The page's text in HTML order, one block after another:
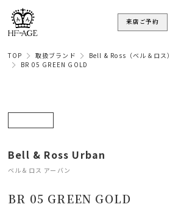
来店ご予約
TOP 取扱ブランド Bell & Ross（ベル＆ロス）
BR 05 GREEN GOLD
Bell & Ross Urban
ベル＆ロス アーバン
BR 05 GREEN GOLD